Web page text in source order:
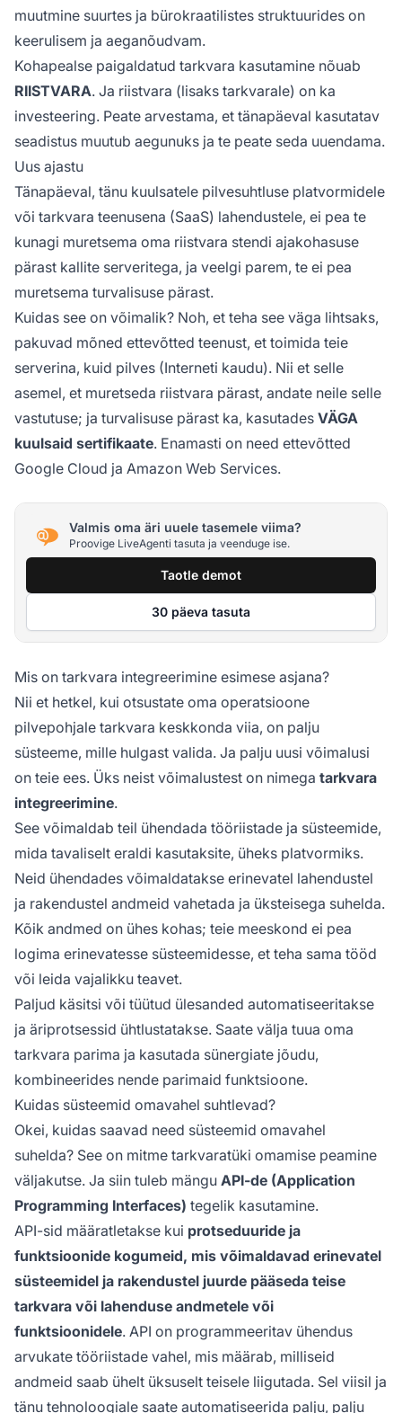
muutmine suurtes ja bürokraatilistes struktuurides on
keerulisem ja aeganõudvam.
Kohapealse paigaldatud tarkvara kasutamine nõuab
RIISTVARA. Ja riistvara (lisaks tarkvarale) on ka
investeering. Peate arvestama, et tänapäeval kasutatav
seadistus muutub aegunuks ja te peate seda uuendama.
Uus ajastu
Tänapäeval, tänu kuulsatele pilvesuhtluse platvormidele
või tarkvara teenusena (SaaS) lahendustele, ei pea te
kunagi muretsema oma riistvara stendi ajakohasuse
pärast kallite serveritega, ja veelgi parem, te ei pea
muretsema turvalisuse pärast.
Kuidas see on võimalik? Noh, et teha see väga lihtsaks,
pakuvad mõned ettevõtted teenust, et toimida teie
serverina, kuid pilves (Interneti kaudu). Nii et selle
asemel, et muretseda riistvara pärast, andate neile selle
vastutuse; ja turvalisuse pärast ka, kasutades VÄGA
kuulsaid sertifikaate. Enamasti on need ettevõtted
Google Cloud ja Amazon Web Services.
Valmis oma äri uuele tasemele viima?
Proovige LiveAgenti tasuta ja veenduge ise.
Taotle demot
30 päeva tasuta
Mis on tarkvara integreerimine esimese asjana?
Nii et hetkel, kui otsustate oma operatsioone
pilvepohjale tarkvara keskkonda viia, on palju
süsteeme, mille hulgast valida. Ja palju uusi võimalusi
on teie ees. Üks neist võimalustest on nimega tarkvara
integreerimine.
See võimaldab teil ühendada tööriistade ja süsteemide,
mida tavaliselt eraldi kasutaksite, üheks platvormiks.
Neid ühendades võimaldatakse erinevatel lahendustel
ja rakendustel andmeid vahetada ja üksteisega suhelda.
Kõik andmed on ühes kohas; teie meeskond ei pea
logima erinevatesse süsteemidesse, et teha sama tööd
või leida vajalikku teavet.
Paljud käsitsi või tüütud ülesanded automatiseeritakse
ja äriprotsessid ühtlustatakse. Saate välja tuua oma
tarkvara parima ja kasutada sünergiate jõudu,
kombineerides nende parimaid funktsioone.
Kuidas süsteemid omavahel suhtlevad?
Okei, kuidas saavad need süsteemid omavahel
suhelda? See on mitme tarkvaratüki omamise peamine
väljakutse. Ja siin tuleb mängu API-de (Application
Programming Interfaces) tegelik kasutamine.
API-sid määratletakse kui protseduuride ja
funktsioonide kogumeid, mis võimaldavad erinevatel
süsteemidel ja rakendustel juurde pääseda teise
tarkvara või lahenduse andmetele või
funktsioonidele. API on programmeeritav ühendus
arvukate tööriistade vahel, mis määrab, milliseid
andmeid saab ühelt üksuselt teisele liigutada. Sel viisil ja
tänu tehnoloogiale saate automatiseerida palju, palju